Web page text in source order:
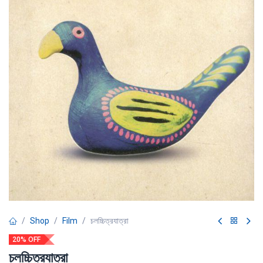
Shop Film চলচ্চিত্রযাত্রা
20% OFF
চলচ্চিত্রযাত্রা